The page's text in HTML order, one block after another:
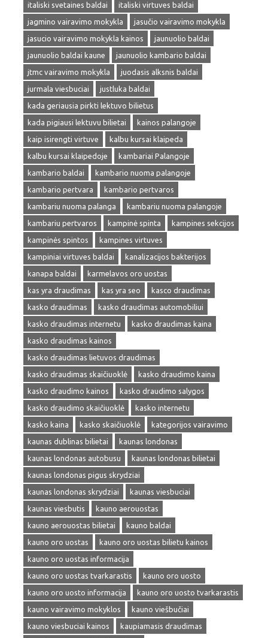
italiski svetaines baldai
italiski virtuves baldai
jagmino vairavimo mokykla
jasučio vairavimo mokykla
jasucio vairavimo mokykla kainos
jaunuolio baldai
jaunuolio baldai kaune
jaunuolio kambario baldai
jtmc vairavimo mokykla
juodasis alksnis baldai
jurmala viesbuciai
justluka baldai
kada geriausia pirkti lektuvo bilietus
kada pigiausi lektuvu bilietai
kainos palangoje
kaip isirengti virtuve
kalbu kursai klaipeda
kalbu kursai klaipedoje
kambariai Palangoje
kambario baldai
kambario nuoma palangoje
kambario pertvara
kambario pertvaros
kambariu nuoma palanga
kambariu nuoma palangoje
kambariu pertvaros
kampinė spinta
kampines sekcijos
kampinės spintos
kampines virtuves
kampiniai virtuves baldai
kanalizacijos bakterijos
kanapa baldai
karmelavos oro uostas
kas yra draudimas
kas yra seo
kasco draudimas
kasko draudimas
kasko draudimas automobiliui
kasko draudimas internetu
kasko draudimas kaina
kasko draudimas kainos
kasko draudimas lietuvos draudimas
kasko draudimas skaičiuoklė
kasko draudimo kaina
kasko draudimo kainos
kasko draudimo salygos
kasko draudimo skaičiuoklė
kasko internetu
kasko kaina
kasko skaičiuoklė
kategorijos vairavimo
kaunas dublinas bilietai
kaunas londonas
kaunas londonas autobusu
kaunas londonas bilietai
kaunas londonas pigus skrydziai
kaunas londonas skrydziai
kaunas viesbuciai
kaunas viesbutis
kauno aerouostas
kauno aerouostas bilietai
kauno baldai
kauno oro uostas
kauno oro uostas bilietu kainos
kauno oro uostas informacija
kauno oro uostas tvarkarastis
kauno oro uosto
kauno oro uosto informacija
kauno oro uosto tvarkarastis
kauno vairavimo mokyklos
kauno viešbučiai
kauno viesbuciai kainos
kaupiamasis draudimas